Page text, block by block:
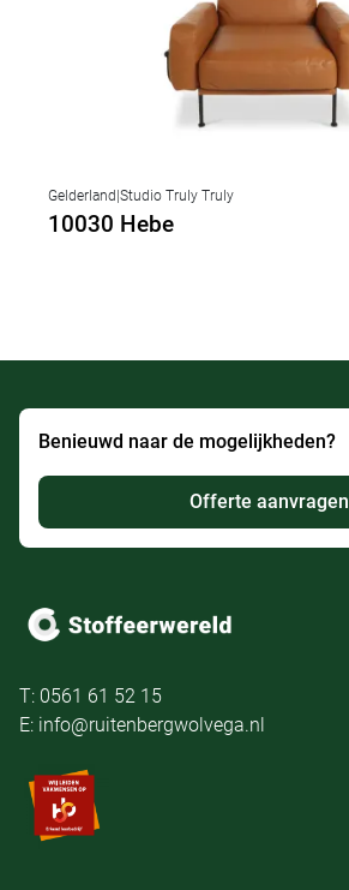
Gelderland|Studio Truly Truly
10030 Hebe
Benieuwd naar de mogelijkheden?
Offerte aanvragen
T: 0561 61 52 15
E: info@ruitenbergwolvega.nl